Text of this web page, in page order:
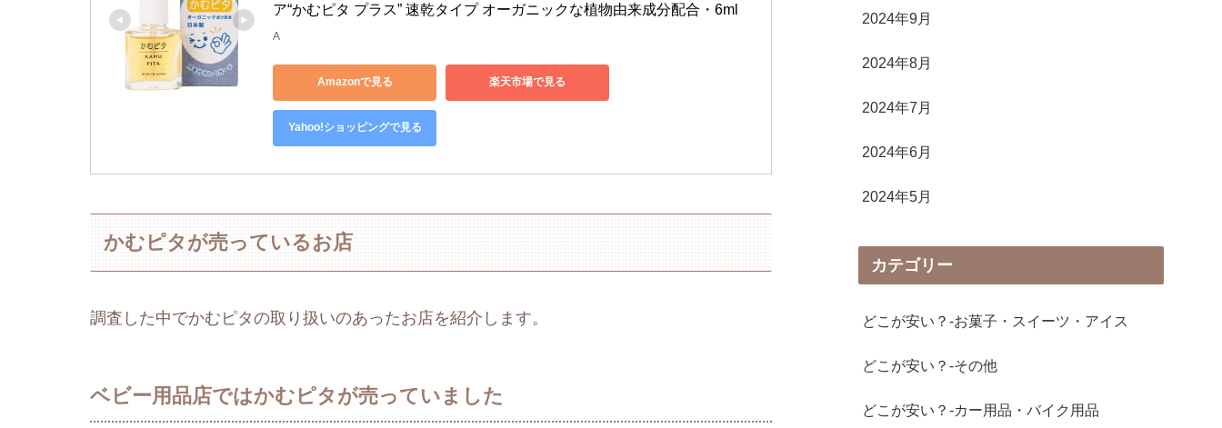
ア“かむピタ プラス” 速乾タイプ オーガニックな植物由来成分配合・6ml
A
Amazonで見る 楽天市場で見る
Yahoo!ショッピングで見る
かむピタが売っているお店
調査した中でかむピタの取り扱いのあったお店を紹介します。
ベビー用品店ではかむピタが売っていました
2024年9月
2024年8月
2024年7月
2024年6月
2024年5月
カテゴリー
どこが安い？-お菓子・スイーツ・アイス
どこが安い？-その他
どこが安い？-カー用品・バイク用品